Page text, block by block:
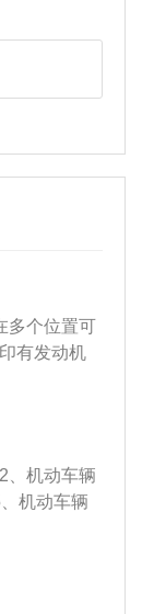
多个位置可
有发动机
面。3、在
明上会载
看。发动
关信息。是
数据。根
位数或8位
发动机专
、机动车辆
机动车辆
生产厂家
和上部，
，